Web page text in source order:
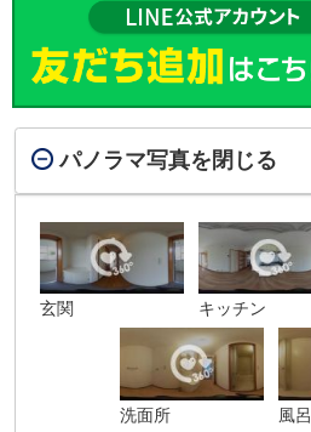
パノラマ写真を閉じる
玄関 キッチン
洗面所 風呂